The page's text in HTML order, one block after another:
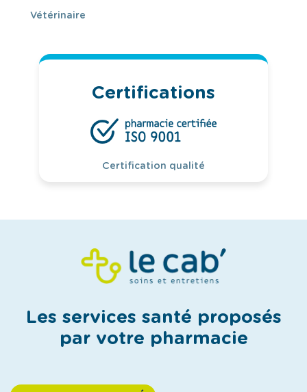
Vétérinaire
Certifications
Certification qualité
Les services santé proposés
par votre pharmacie